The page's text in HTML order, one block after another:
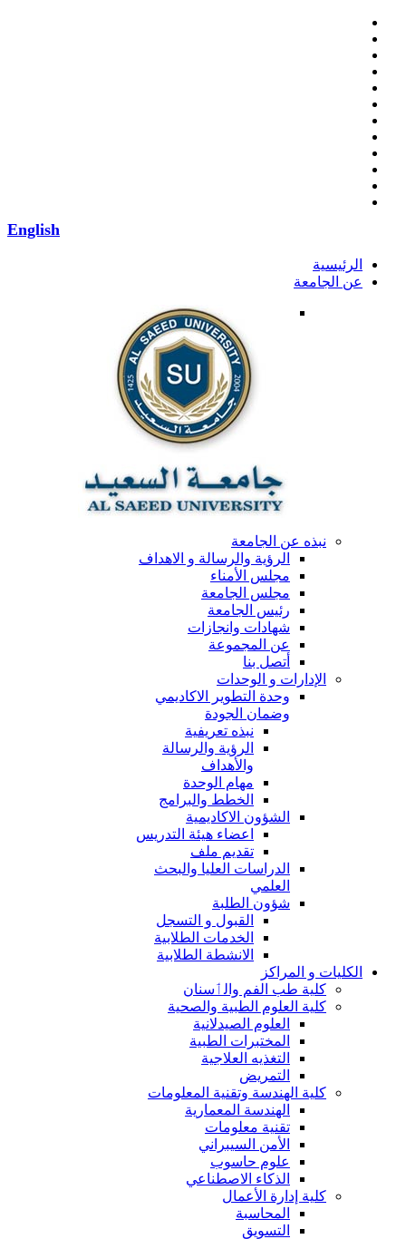
English
الرئيسية
عن الجامعة
نبذه عن الجامعة
الرؤية والرسالة و الاهداف
مجلس الأمناء
مجلس الجامعة
رئيس الجامعة
شهادات وانجازات
عن المجموعة
أتصل بنا
الإدارات و الوحدات
وحدة التطوير الاكاديمي
وضمان الجودة
نبذه تعريفية
الرؤية والرسالة
والأهداف
مهام الوحدة
الخطط والبرامج
الشؤون الاكاديمية
اعضاء هيئة التدريس
تقديم ملف
الدراسات العليا والبحث
العلمي
شؤون الطلبة
القبول و التسجل
الخدمات الطلابية
الانشطة الطلابية
الكليات و المراكز
كلية طب الفم والٲسنان
كلية العلوم الطبية والصحية
العلوم الصيدلانية
المختبرات الطبية
التغذيه العلاجية
التمريض
كلية الهندسة وتقنية المعلومات
الهندسة المعمارية
تقنية معلومات
الأمن السيبراني
علوم حاسوب
الذكاء الاصطناعي
كلية إدارة الأعمال
المحاسبة
التسويق